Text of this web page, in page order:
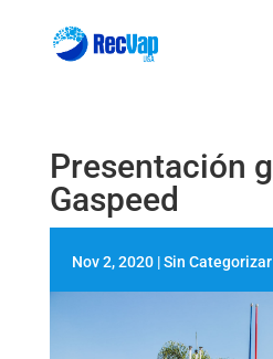
Presentación
Gaspeed
Nov 2, 2020|Sin Categorizar